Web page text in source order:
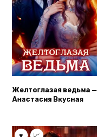
Желтоглазая ведьма —
Анастасия Вкусная